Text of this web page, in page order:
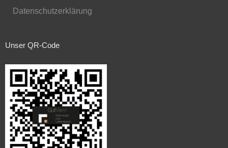
Datenschutzerklärung
Unser QR-Code